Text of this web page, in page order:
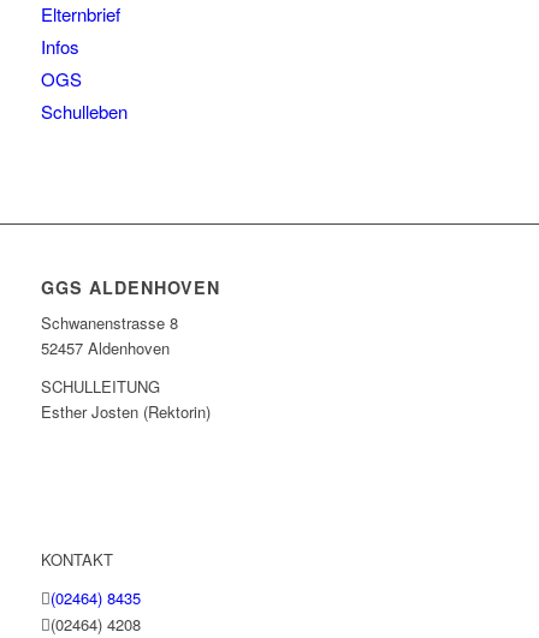
Elternbrief
Infos
OGS
Schulleben
GGS ALDENHOVEN
Schwanenstrasse 8
52457 Aldenhoven
SCHULLEITUNG
Esther Josten (Rektorin)
KONTAKT
(02464) 8435
(02464) 4208